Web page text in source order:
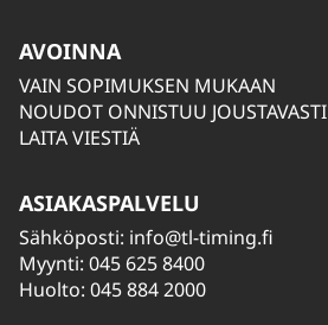
AVOINNA
VAIN SOPIMUKSEN MUKAAN
NOUDOT ONNISTUU JOUSTAVASTI
LAITA VIESTIÄ
ASIAKASPALVELU
Sähköposti: info@tl-timing.fi
Myynti: 045 625 8400
Huolto: 045 884 2000